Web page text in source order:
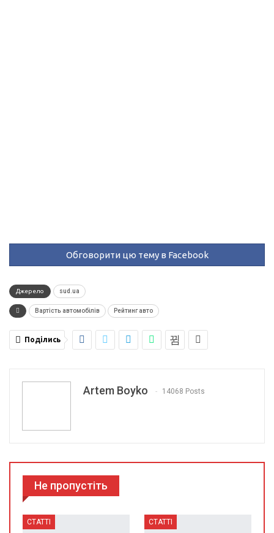
Обговорити цю тему в Facebook
Джерело sud.ua
Вартість автомобілів Рейтинг авто
Поділись
Artem Boyko 14068 Posts
Не пропустіть
СТАТТІ СТАТТІ